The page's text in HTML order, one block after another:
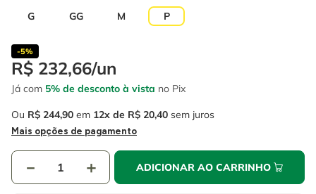
G
GG M P
-5%
R$ 232,66/un
Já com 5% de desconto à vista no Pix
Ou R$ 244,90 em 12 R$ 20,40 sem juros
Mais opções de pagamento
＋
－ ADICIONAR AO CARRINHO
8 º chave impacto
9º cabo flexivel
10 º disco corte
º fio
º serra copo
º chave impacto
disco corte